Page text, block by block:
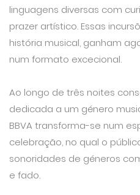
linguagens diversas com
prazer artístico. Essas
história musical, ganham
num formato excecional.
Ao longo de três noites
dedicada a um género
BBVA transforma-se num
celebração, no qual o
sonoridades de géneros
e fado.